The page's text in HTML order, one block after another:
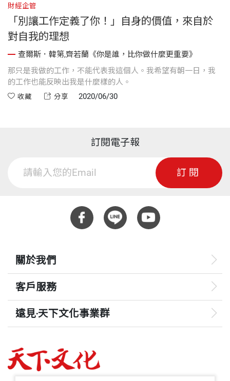
財經企管
「別讓工作定義了你！」自身的價值，來自於
對自我的理想
查爾斯．韓第,齊若蘭《你是誰，比你做什麼更重要》
那只是我做的工作，不能代表我這個人。我希望有朝一日，我
的工作也能反映出我是什麼樣的人。
收藏 分享 2020/06/30
訂閱電子報
訂閱
關於我們
客戶服務
遠見‧天下文化事業群
哈佛商業評論